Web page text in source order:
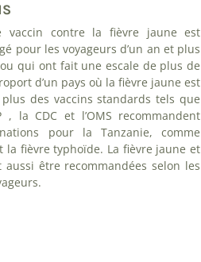
vaccin contre la fièvre jaune est
pour les voyageurs d’un an et plus
qui ont fait une escale de plus de
d’un pays où la fièvre jaune est
des vaccins standards tels que
, la CDC et l’OMS recommandent
pour la Tanzanie, comme
la fièvre typhoïde. La fièvre jaune et
aussi être recommandées selon les